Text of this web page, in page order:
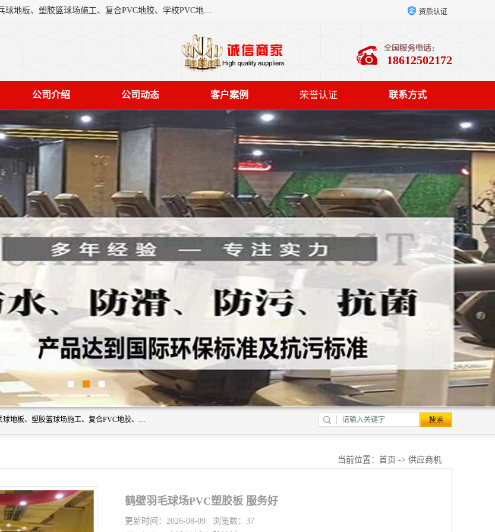
北京奥丽奇地板有限公司是一家医院专用地胶厂家，主营产品：北京乒乓球地板、塑胶篮球场施工、复合PVC地胶、学校PVC地板、幼儿园地胶等，奥丽奇是一家销售为一体PVC地板，塑胶地板为主的销售企业，公司所生产的PVC塑胶地板产品主要用于办公楼、医院、 机场、学校、幼儿园、商场、交通工具、宾馆、车站等公共场所。 资质认证
18612502172
公司介绍 公司动态 客户案例 荣誉认证 联系方式
北京奥丽奇地板有限公司是一家医院专用地胶厂家，主营产品：北京乒乓球地板、塑胶篮球场施工、复合PVC地胶、学校PVC地板、幼儿园地胶等，奥丽奇是一家销售为一体PVC地板，塑胶地板为主的销售企业，公司所生产的PVC塑胶地板产品主要用于办公楼、医院、 机场、学校、幼儿园、商场、交通工具、宾馆、车站等公共场所。
当前位置： 首页 -> 供应商机
鹤壁羽毛球场PVC塑胶板 服务好
更新时间：2026-08-09 浏览数：37